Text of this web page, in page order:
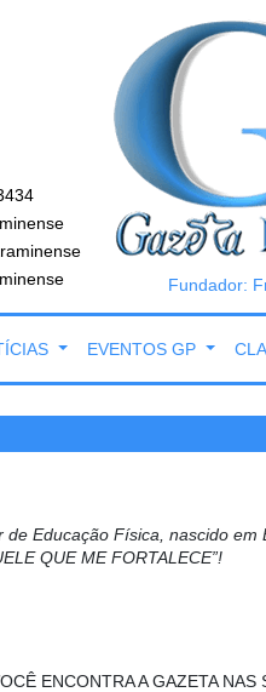
Fundador:
EVENTOS GP
de Educação Física, nascido
QUE ME FORTALECE”!
ENCONTRA A GAZETA